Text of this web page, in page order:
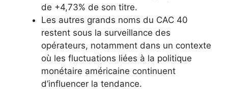
de +4,73% de son titre.
Les autres grands noms du CAC 40
restent sous la surveillance des
opérateurs, notamment dans un contexte
où les fluctuations liées à la politique
monétaire américaine continuent
d’influencer la tendance.